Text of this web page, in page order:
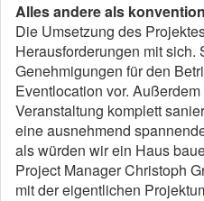
Alles andere als
Die Umsetzung des
Herausforderungen mit sich.
Genehmigungen für den
Eventlocation vor.
Veranstaltung komplett
eine ausnehmend
als würden wir ein Haus
Project Manager Christoph
mit der eigentlichen